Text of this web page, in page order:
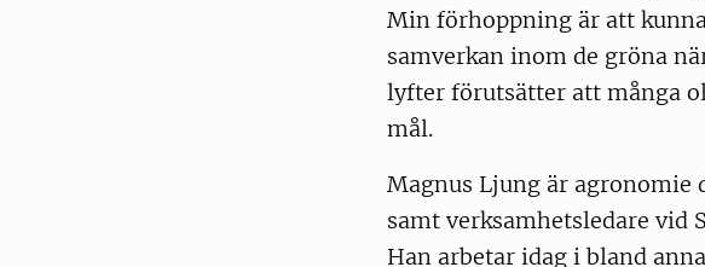
Min förhoppning är att
samverkan inom de gröna
lyfter förutsätter att många
mål.
Magnus Ljung är agronomie
samt verksamhetsledare vid
Han arbetar idag i bland